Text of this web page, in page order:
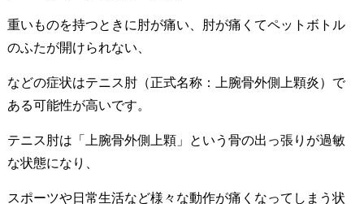
重いものを持つときに肘が痛い、肘が痛くてペットボトル
のふたが開けられない、
などの症状はテニス肘（正式名称：上腕骨外側上顆炎）で
ある可能性が高いです。
テニス肘は「上腕骨外側上顆」という骨の出っ張りが過敏
な状態になり、
スポーツや日常生活など様々な動作が痛くなってしまう状